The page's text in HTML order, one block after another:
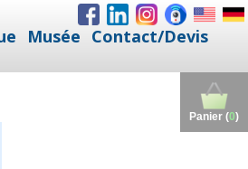
Musée Contact/Devis